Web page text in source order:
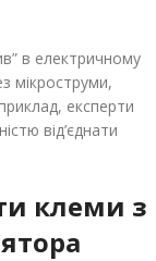
в електричному
мікроструми,
експерти
від’єднати
клеми з